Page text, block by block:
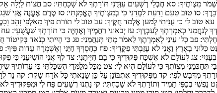
מִצְוֺתֶיךָ: סא חֶבְלֵי רְשָׁעִים עִוְּדֻנִי תּוֹרָתְךָ לֹא שָׁכָחְתִּי: סב חֲצוֹת לַיְלָה
סו טוּב טַעַם וָדַעַת לַמְּדֵנִי כִּי בְמִצְוֺתֶיךָ הֶאֱמָנְתִּי: סז טֶרֶם אֶעֱנֶה אֲנִי
עא טוֹב לִי כִי עֻנֵּיתִי לְמַעַן אֶלְמַד חֻקֶּיךָ: עב טוֹב לִי תוֹרַת פִּיךָ מֵאַלְפֵי זָהָב
לְנַחֲמֵנִי כְּאִמְרָתְךָ לְעַבְדֶּךָ: עז יְבֹאוּנִי רַחֲמֶיךָ וְאֶחְיֶה כִּי תוֹרָתְךָ שַׁעֲשֻׁעָי: עח
פב כָּלוּ עֵינַי לְאִמְרָתֶךָ לֵאמֹר מָתַי תְּנַחֲמֵנִי: פג כִּי הָיִיתִי כְּנֹאד
כִּלּוּנִי בָאָרֶץ וַאֲנִי לֹא עָזַבְתִּי פִקֻּדֶיךָ: פח כְּחַסְדְּךָ חַיֵּנִי וְאֶשְׁמְרָה עֵדוּת פִּיךָ:
צג לְעוֹלָם לֹא אֶשְׁכַּח פִּקּוּדֶיךָ כִּי בָם חִיִּיתָנִי: צד לְךָ אֲנִי הוֹשִׁיעֵנִי כִּי
תְּחַכְּמֵנִי מִצְוֺתֶךָ כִּי לְעוֹלָם הִיא לִי: צט מִכָּל מְלַמְּדַי הִשְׂכַּלְתִּי כִּי עֵדְוֺתֶיךָ
מִדְּבַשׁ לְפִי: קד מִפִּקּוּדֶיךָ אֶתְבּוֹנָן עַל כֵּן שָׂנֵאתִי כָּל אֹרַח שָׁקֶר: קה נֵר
נַפְשִׁי בְכַפִּי תָמִיד וְתוֹרָתְךָ לֹא שָׁכָחְתִּי: קי נָתְנוּ רְשָׁעִים פַּח לִי וּמִפִּקּוּדֶיךָ